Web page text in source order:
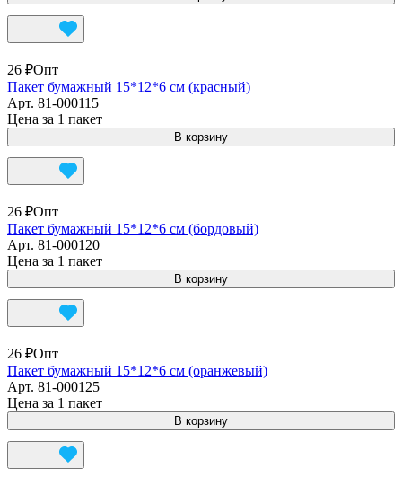
26 ₽Опт
Пакет бумажный 15*12*6 см (красный)
Арт. 81-000115
Цена за 1 пакет
В корзину
26 ₽Опт
Пакет бумажный 15*12*6 см (бордовый)
Арт. 81-000120
Цена за 1 пакет
В корзину
26 ₽Опт
Пакет бумажный 15*12*6 см (оранжевый)
Арт. 81-000125
Цена за 1 пакет
В корзину